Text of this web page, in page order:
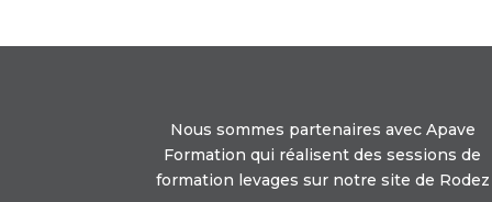
Nous sommes partenaires avec Apave
Formation qui réalisent des sessions de
formation levages sur notre site de Rodez